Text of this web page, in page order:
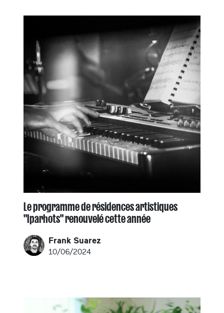
Le programme de résidences artistiques
"Iparhots" renouvelé cette année
Frank Suarez
10/06/2024